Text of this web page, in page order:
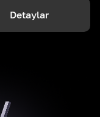
Detaylar